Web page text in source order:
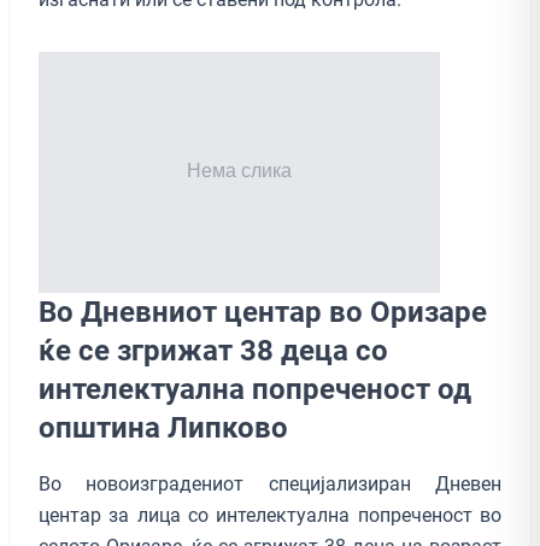
Во Дневниот центар во Оризаре
ќе се згрижат 38 деца со
интелектуална попреченост од
општина Липково
Во новоизградениот специјализиран Дневен
центар за лица со интелектуална попреченост во